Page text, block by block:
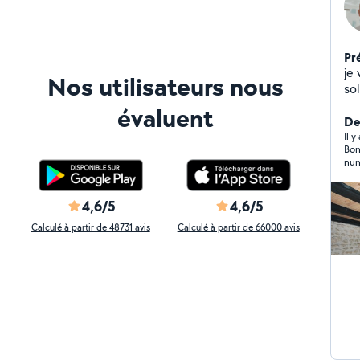
Nos utilisateurs nous
évaluent
4,6/5
Calculé à partir de 48731 avis
4,6/5
Calculé à partir de 66000 avis
je
Il y
numéro. réponse